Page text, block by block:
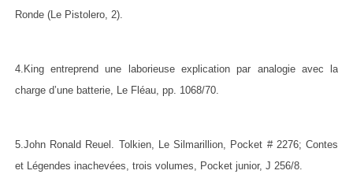
Ronde (Le Pistolero, 2).
4.King entreprend une laborieuse explication par analogie avec la
charge d’une batterie, Le Fléau, pp. 1068/70.
5.John Ronald Reuel. Tolkien, Le Silmarillion, Pocket # 2276; Contes
et Légendes inachevées, trois volumes, Pocket junior, J 256/8.